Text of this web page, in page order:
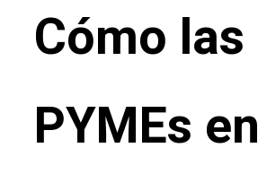
Cómo las
PYMEs en